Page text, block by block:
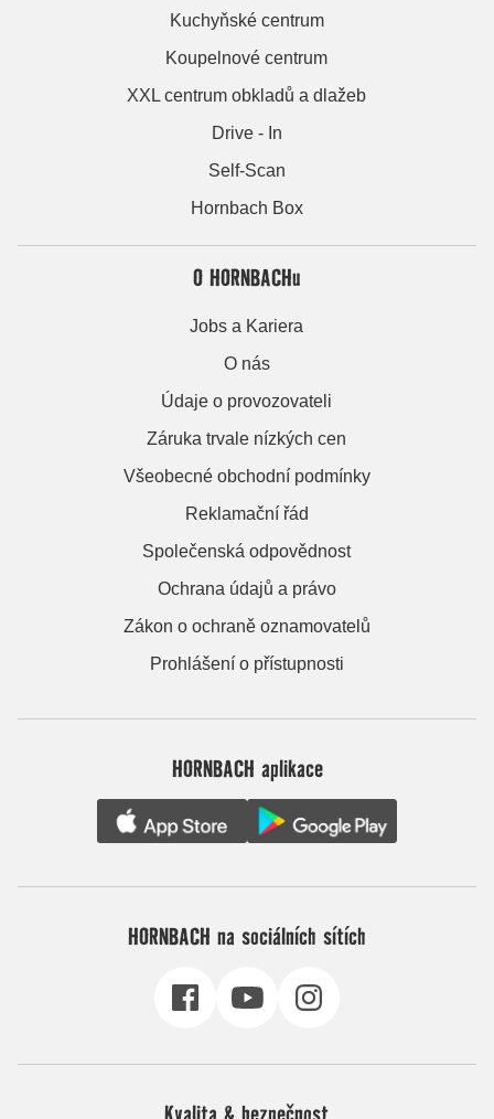
Kuchyňské centrum
Koupelnové centrum
XXL centrum obkladů a dlažeb
Drive - In
Self-Scan
Hornbach Box
O HORNBACHu
Jobs a Kariera
O nás
Údaje o provozovateli
Záruka trvale nízkých cen
Všeobecné obchodní podmínky
Reklamační řád
Společenská odpovědnost
Ochrana údajů a právo
Zákon o ochraně oznamovatelů
Prohlášení o přístupnosti
HORNBACH aplikace
HORNBACH na sociálních sítích